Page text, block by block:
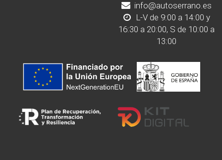
info@autoserrano.es
L-V de 9:00 a 14:00 y
16:30 a 20:00, S de 10:00 a
13:00